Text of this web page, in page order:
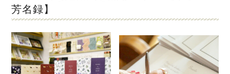
芳名録】